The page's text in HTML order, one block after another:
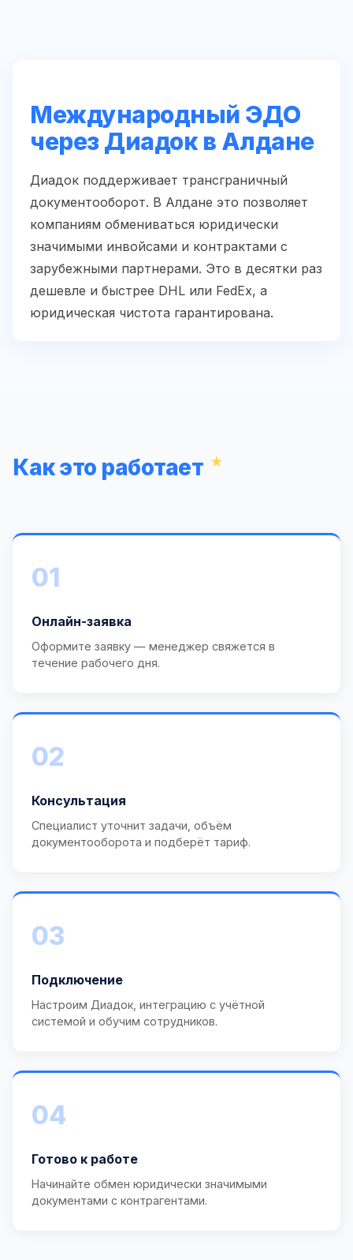
Международный ЭДО
через Диадок в Алдане
Диадок поддерживает трансграничный
документооборот. В Алдане это позволяет
компаниям обмениваться юридически
значимыми инвойсами и контрактами с
зарубежными партнерами. Это в десятки раз
дешевле и быстрее DHL или FedEx, а
юридическая чистота гарантирована.
Как это работает
01
Онлайн-заявка
Оформите заявку — менеджер свяжется в
течение рабочего дня.
02
Консультация
Специалист уточнит задачи, объём
документооборота и подберёт тариф.
03
Подключение
Настроим Диадок, интеграцию с учётной
системой и обучим сотрудников.
04
Готово к работе
Начинайте обмен юридически значимыми
документами с контрагентами.